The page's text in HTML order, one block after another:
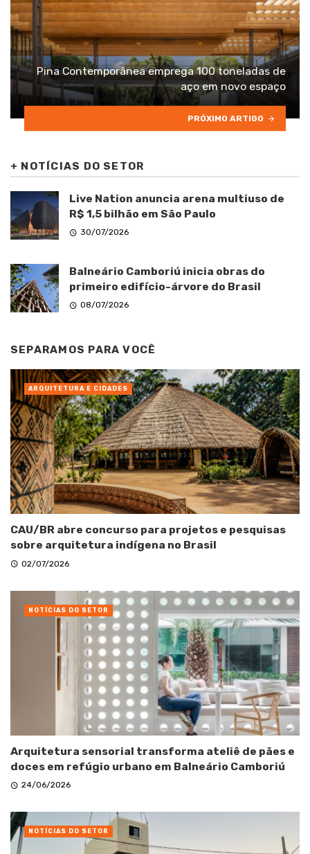
Pina Contemporânea emprega 100 toneladas de
aço em novo espaço
PRÓXIMO ARTIGO
+ NOTÍCIAS DO SETOR
Live Nation anuncia arena multiuso de
R$ 1,5 bilhão em São Paulo
30/07/2026
Balneário Camboriú inicia obras do
primeiro edifício-árvore do Brasil
08/07/2026
SEPARAMOS PARA VOCÊ
CAU/BR abre concurso para projetos e pesquisas
sobre arquitetura indígena no Brasil
02/07/2026
ARQUITETURA E CIDADES
Arquitetura sensorial transforma ateliê de pães e
doces em refúgio urbano em Balneário Camboriú
24/06/2026
NOTÍCIAS DO SETOR
NOTÍCIAS DO SETOR